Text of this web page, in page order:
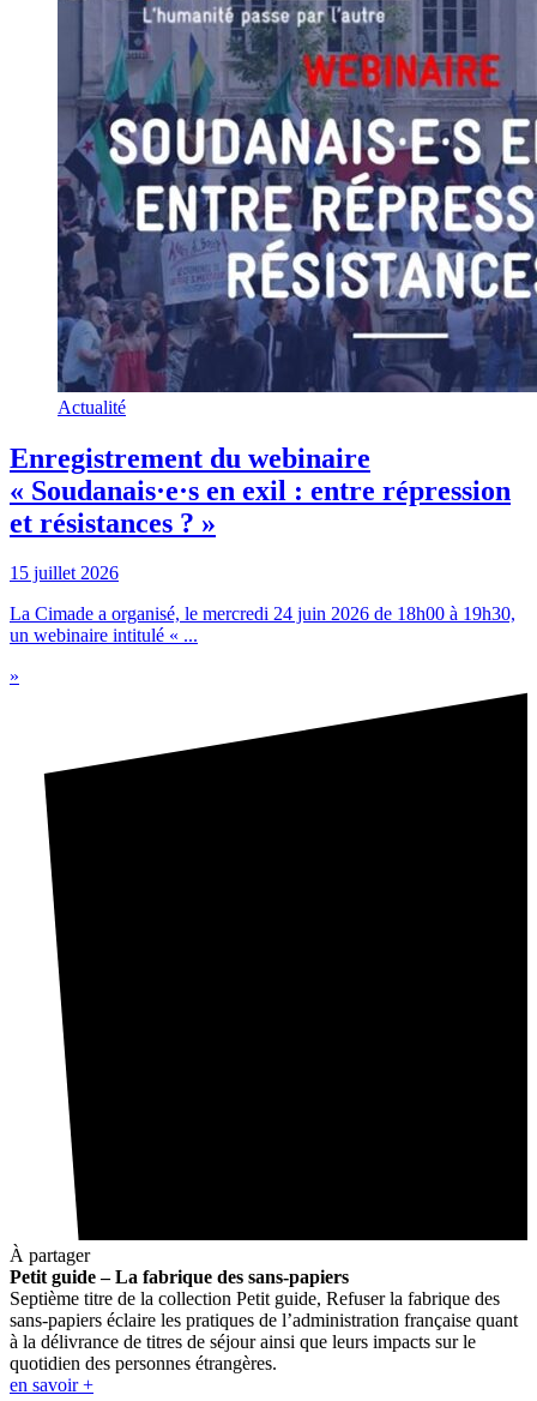
Actualité
Enregistrement du webinaire
« Soudanais·e·s en exil : entre répression
et résistances ? »
15 juillet 2026
La Cimade a organisé, le mercredi 24 juin 2026 de 18h00 à 19h30,
un webinaire intitulé « ...
»
À partager
Petit guide – La fabrique des sans-papiers
Septième titre de la collection Petit guide, Refuser la fabrique des
sans-papiers éclaire les pratiques de l’administration française quant
à la délivrance de titres de séjour ainsi que leurs impacts sur le
quotidien des personnes étrangères.
en savoir +